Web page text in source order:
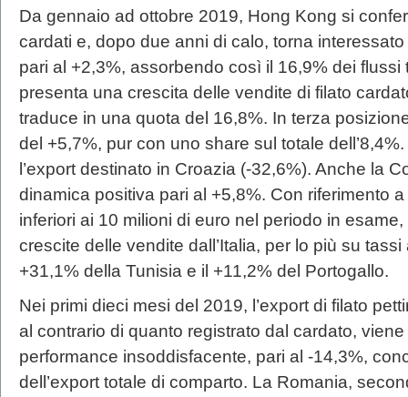
Da gennaio ad ottobre 2019, Hong Kong si
cardati e, dopo due anni di calo, torna
pari al +2,3%, assorbendo così il 16,9% dei
presenta una crescita delle vendite di filato
traduce in una quota del 16,8%. In terza
del +5,7%, pur con uno share sul totale
l’export destinato in Croazia (-32,6%). Anche la
dinamica positiva pari al +5,8%. Con riferimento
inferiori ai 10 milioni di euro nel periodo in
crescite delle vendite dall’Italia, per lo più su
+31,1% della Tunisia e il +11,2% del Portogallo.
Nei primi dieci mesi del 2019, l’export di filato
al contrario di quanto registrato dal cardato,
performance insoddisfacente, pari al -14,3%,
dell’export totale di comparto. La Romania,